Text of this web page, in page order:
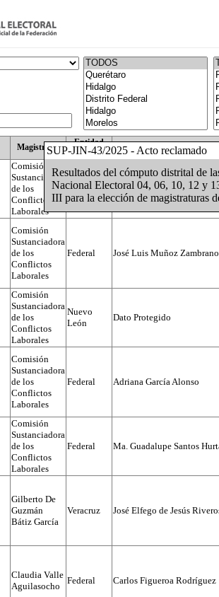
SUP-JIN-43/2025 - Acto reclamado
Resultados del cómputo distrital de
Nacional Electoral 04, 06, 10, 12 y
III para la elección de magistraturas
Magistrado
Entidad
Federativa
Comisión
Sustanciadora
de los
Conflictos
Laborales
Federal Juan José Serrato Velasco
Comisión
Sustanciadora
de los
Conflictos
Laborales
Federal José Luis Muñoz Zambrano
Comisión
Sustanciadora
de los
Conflictos
Laborales
Nuevo
León
Dato Protegido
Comisión
Sustanciadora
de los
Conflictos
Laborales
Federal Adriana García Alonso
Comisión
Sustanciadora
de los
Conflictos
Laborales
Federal Ma. Guadalupe Santos
Gilberto De
Guzmán
Bátiz García
Veracruz José Elfego de Jesús
Claudia Valle
Aguilasocho
Federal Carlos Figueroa Rodríguez